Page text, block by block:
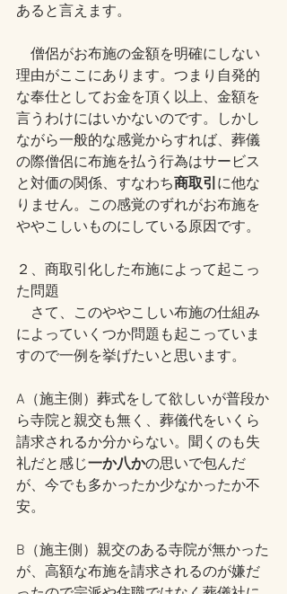
あると言えます。
僧侶がお布施の金額を明確にしない
理由がここにあります。つまり自発的
な奉仕としてお金を頂く以上、金額を
言うわけにはいかないのです。しかし
ながら一般的な感覚からすれば、葬儀
の際僧侶に布施を払う行為はサービス
と対価の関係、すなわち商取引 に他な
りません。この感覚のずれがお布施を
ややこしいものにしている原因です。
２、商取引化した布施によって起こっ
た問題
さて、このややこしい布施の仕組み
によっていくつか問題も起こっていま
すので一例を挙げたいと思います。
A（施主側）葬式をして欲しいが普段か
ら寺院と親交も無く、葬儀代をいくら
請求されるか分からない。聞くのも失
礼だと感じ一か八かの思いで包んだ
が、今でも多かったか少なかったか不
安。
B（施主側）親交のある寺院が無かった
が、高額な布施を請求されるのが嫌だ